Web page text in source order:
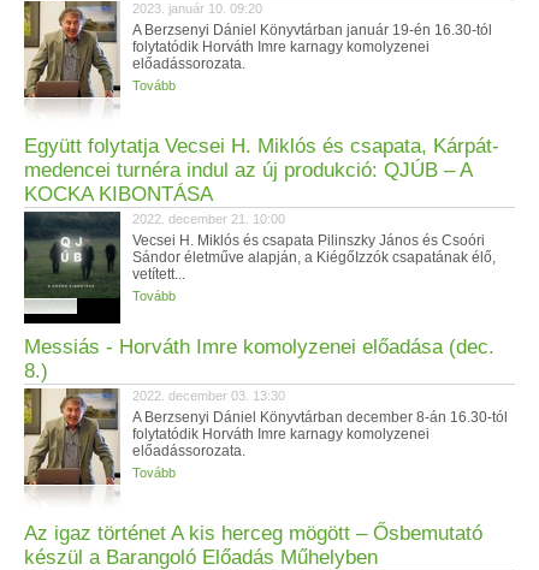
2023. január 10. 09:20
A Berzsenyi Dániel Könyvtárban január 19-én 16.30-tól
folytatódik Horváth Imre karnagy komolyzenei
előadássorozata.
Tovább
Együtt folytatja Vecsei H. Miklós és csapata, Kárpát-
medencei turnéra indul az új produkció: QJÚB – A
KOCKA KIBONTÁSA
2022. december 21. 10:00
Vecsei H. Miklós és csapata Pilinszky János és Csoóri
Sándor életműve alapján, a KiégőIzzók csapatának élő,
vetített...
Tovább
Messiás - Horváth Imre komolyzenei előadása (dec.
8.)
2022. december 03. 13:30
A Berzsenyi Dániel Könyvtárban december 8-án 16.30-tól
folytatódik Horváth Imre karnagy komolyzenei
előadássorozata.
Tovább
Az igaz történet A kis herceg mögött – Ősbemutató
készül a Barangoló Előadás Műhelyben